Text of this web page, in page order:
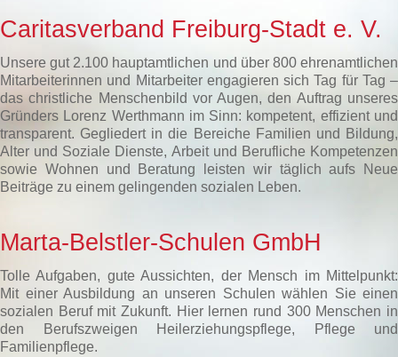
Caritasverband Freiburg-Stadt e. V.
Unsere gut 2.100 hauptamtlichen und über 800 ehrenamtlichen
Mitarbeiterinnen und Mitarbeiter engagieren sich Tag für Tag –
das christliche Menschenbild vor Augen, den Auftrag unseres
Gründers Lorenz Werthmann im Sinn: kompetent, effizient und
transparent. Gegliedert in die Bereiche Familien und Bildung,
Alter und Soziale Dienste, Arbeit und Berufliche Kompetenzen
sowie Wohnen und Beratung leisten wir täglich aufs Neue
Beiträge zu einem gelingenden sozialen Leben.
Marta-Belstler-Schulen GmbH
Tolle Aufgaben, gute Aussichten, der Mensch im Mittelpunkt:
Mit einer Ausbildung an unseren Schulen wählen Sie einen
sozialen Beruf mit Zukunft. Hier lernen rund 300 Menschen in
den Berufszweigen Heilerziehungspflege, Pflege und
Familienpflege.